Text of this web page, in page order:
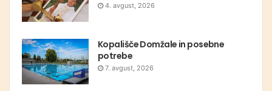
4. avgust, 2026
Kopališče Domžale in posebne
potrebe
7. avgust, 2026